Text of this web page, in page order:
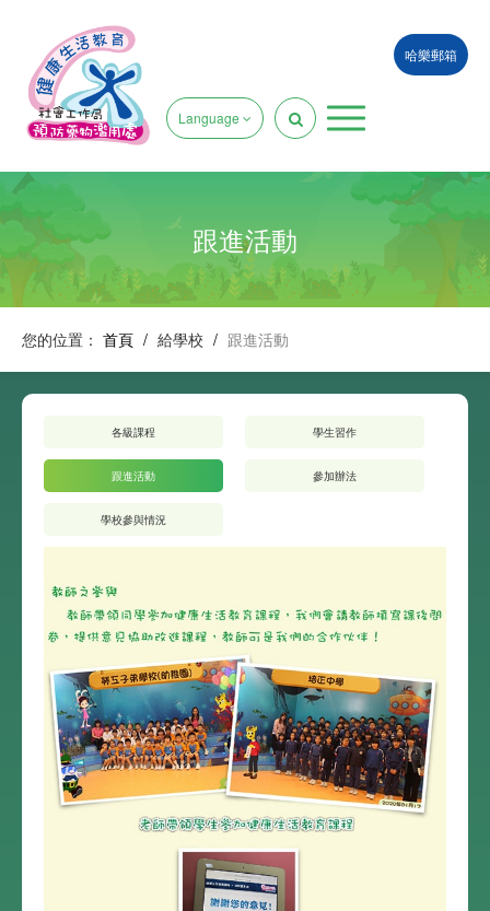
哈樂郵箱
Language
跟進活動
您的位置： 首頁 / 給學校 / 跟進活動
各級課程 學生習作
跟進活動 參加辦法
學校參與情況